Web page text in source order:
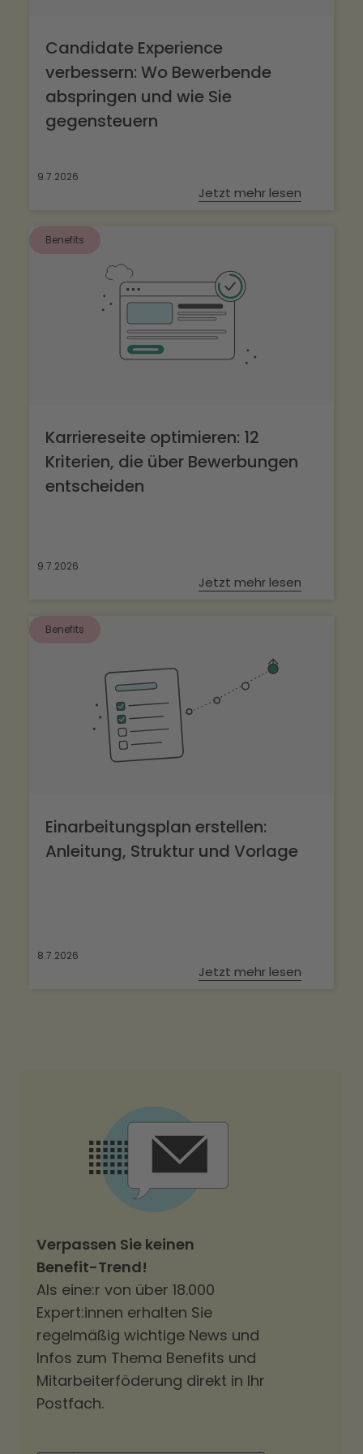
Candidate Experience
verbessern: Wo Bewerbende
abspringen und wie Sie
gegensteuern
9.7.2026
Jetzt mehr lesen
Benefits
Karriereseite optimieren: 12
Kriterien, die über Bewerbungen
entscheiden
9.7.2026
Jetzt mehr lesen
Benefits
Einarbeitungsplan erstellen:
Anleitung, Struktur und Vorlage
8.7.2026
Jetzt mehr lesen
Verpassen Sie keinen
Benefit-Trend!
Als eine:r von über 18.000
Expert:innen erhalten Sie
regelmäßig wichtige News und
Infos zum Thema Benefits und
Mitarbeiterföderung direkt in Ihr
Postfach.